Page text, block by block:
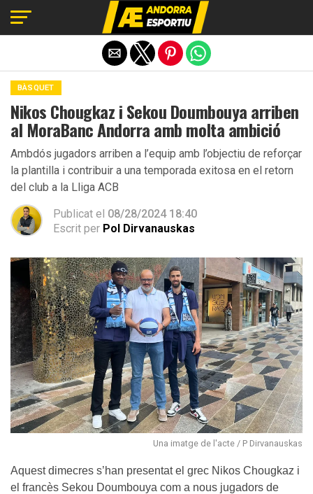
BÀSQUET
Nikos Chougkaz i Sekou Doumbouya arriben
al MoraBanc Andorra amb molta ambició
Ambdós jugadors arriben a l’equip amb l’objectiu de reforçar
la plantilla i contribuir a una temporada exitosa en el retorn
del club a la Lliga ACB
Publicat el 08/28/2024 18:40
Escrit per Pol Dirvanauskas
Una imatge de l'acte / P Dirvanauskas
Aquest dimecres s’han presentat el grec Nikos Chougkaz i
el francès Sekou Doumbouya com a nous jugadors de
Exit mobile version